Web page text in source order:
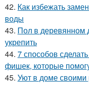
42. Как избежать
воды
43. Пол в деревянном
укрепить
44. 7 способов
фишек, которые
45. Уют в доме своими